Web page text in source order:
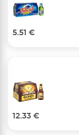
5.51 €
12.33 €